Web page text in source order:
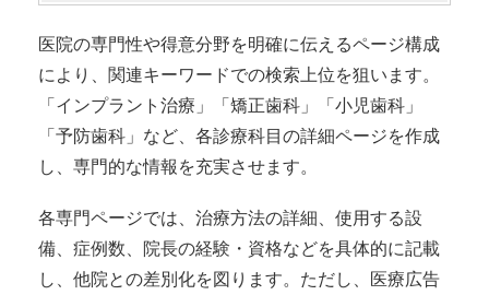
医院の専門性や得意分野を明確に伝えるページ構成
により、関連キーワードでの検索上位を狙います。
「インプラント治療」「矯正歯科」「小児歯科」
「予防歯科」など、各診療科目の詳細ページを作成
し、専門的な情報を充実させます。
各専門ページでは、治療方法の詳細、使用する設
備、症例数、院長の経験・資格などを具体的に記載
し、他院との差別化を図ります。ただし、医療広告